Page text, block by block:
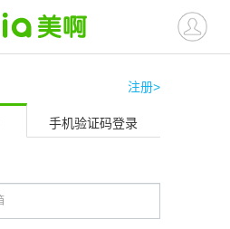
注册>
手机验证码登录